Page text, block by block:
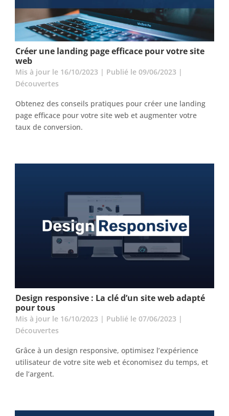
Créer une landing page efficace pour votre site
web
Mis à jour le 16/10/2023 | Publié le 09/06/2023 |
Découvertes
Obtenez des conseils pratiques pour créer une landing
page efficace pour votre site web et augmenter votre
taux de conversion.
Design responsive : La clé d’un site web adapté
pour tous
Mis à jour le 16/10/2023 | Publié le 07/06/2023 |
Découvertes
Grâce à un design responsive, optimisez l’expérience
utilisateur de votre site web et économisez du temps, et
de l’argent.